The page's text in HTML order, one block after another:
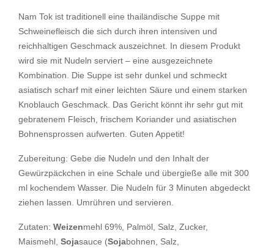
Nam Tok ist traditionell eine thailändische Suppe mit
Schweinefleisch die sich durch ihren intensiven und
reichhaltigen Geschmack auszeichnet. In diesem Produkt
wird sie mit Nudeln serviert – eine ausgezeichnete
Kombination. Die Suppe ist sehr dunkel und schmeckt
asiatisch scharf mit einer leichten Säure und einem starken
Knoblauch Geschmack. Das Gericht könnt ihr sehr gut mit
gebratenem Fleisch, frischem Koriander und asiatischen
Bohnensprossen aufwerten. Guten Appetit!
Zubereitung: Gebe die Nudeln und den Inhalt der
Gewürzpäckchen in eine Schale und übergieße alle mit 300
ml kochendem Wasser. Die Nudeln für 3 Minuten abgedeckt
ziehen lassen. Umrühren und servieren.
Zutaten: Weizenmehl 69%, Palmöl, Salz, Zucker,
Maismehl, Sojasauce (Sojabohnen, Salz,